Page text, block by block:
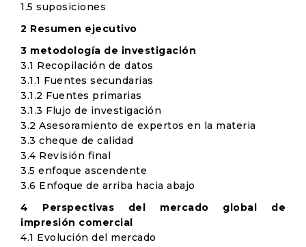
1.5 suposiciones
2 Resumen ejecutivo
3 metodología de investigación
3.1 Recopilación de datos
3.1.1 Fuentes secundarias
3.1.2 Fuentes primarias
3.1.3 Flujo de investigación
3.2 Asesoramiento de expertos en la materia
3.3 cheque de calidad
3.4 Revisión final
3.5 enfoque ascendente
3.6 Enfoque de arriba hacia abajo
4 Perspectivas del mercado global de
impresión comercial
4.1 Evolución del mercado